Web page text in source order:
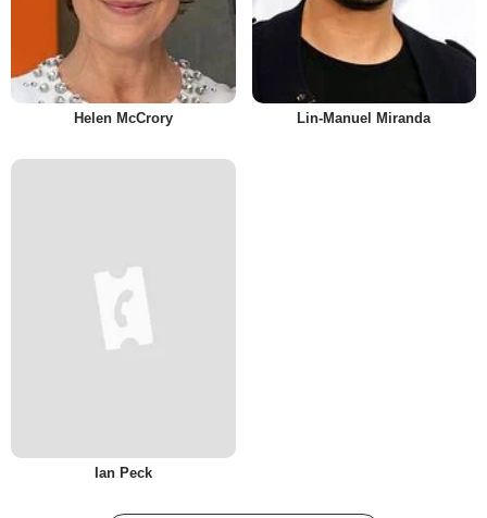
Helen McCrory Lin-Manuel Miranda
Ian Peck